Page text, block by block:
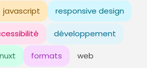
javascript responsive design
développement
formats web